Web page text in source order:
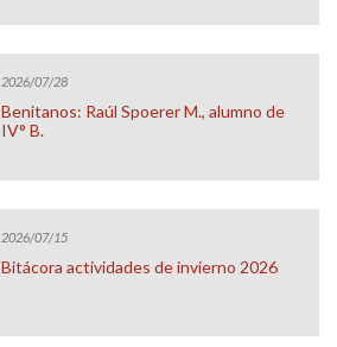
2026/07/28
Benitanos: Raúl Spoerer M., alumno de
IV° B.
2026/07/15
Bitácora actividades de invierno 2026